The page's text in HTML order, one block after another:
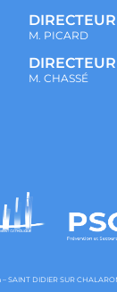
M. PICARD
M. CHASSÉ
SAINT DIDIER SUR